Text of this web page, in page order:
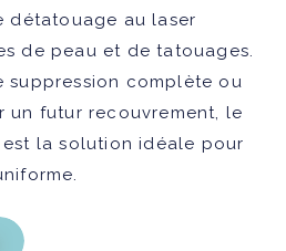
détatouage au laser
de peau et de tatouages.
suppression complète ou
un futur recouvrement, le
la solution idéale pour